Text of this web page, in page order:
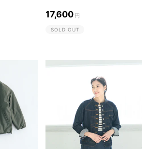
17,600 円
SOLD OUT